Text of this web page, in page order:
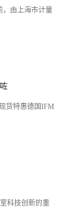
，由上海市计量
货特惠德国IFM
科技创新的重